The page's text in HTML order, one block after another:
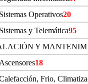
Sistemas Operativos20
Sistemas y Telemática95
Y
Ascensores18
Frio,